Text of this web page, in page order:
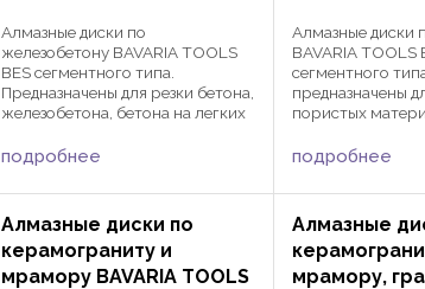
Алмазные диски по
железобетону BAVARIA TOOLS
BES сегментного типа.
Предназначены для резки бетона,
железобетона, бетона на легких
керамической и песчаной
друних строительных
материалов. Диаметр ...
подробнее
Алмазные диски
BAVARIA TOOLS
сегментного
предназначены
пористых
газосиликата на
может быть
заказчика.
подробнее
Алмазные диски по
керамограниту и
мрамору BAVARIA TOOLS
Алмазные
мрамору,